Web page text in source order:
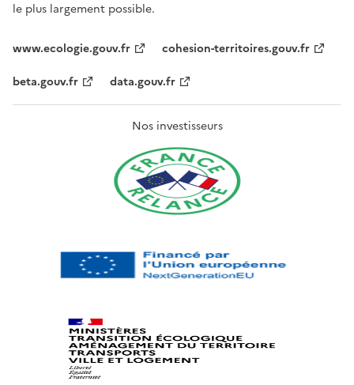
le plus largement possible.
www.ecologie.gouv.fr
cohesion-territoires.gouv.fr
beta.gouv.fr
data.gouv.fr
Nos investisseurs